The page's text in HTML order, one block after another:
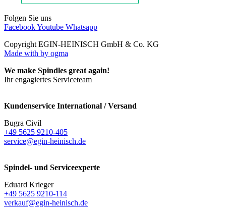
Folgen Sie uns
FacebookYoutube Whatsapp
Copyright EGIN-HEINISCH GmbH & Co. KG
Made with by ogma
We make Spindles great again!
Ihr engagiertes Serviceteam
Kundenservice International / Versand
Bugra Civil
+49 5625 9210-405
service@egin-heinisch.de
Spindel- und Serviceexperte
Eduard Krieger
+49 5625 9210-114
verkauf@egin-heinisch.de